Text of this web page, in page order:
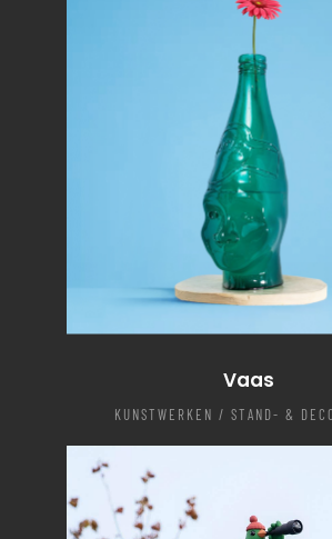
Vaas
KUNSTWERKEN / STAND- &